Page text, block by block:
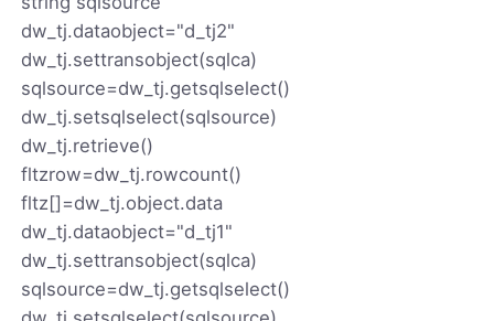
dw_tj.dataobject="d_tj2"
dw_tj.settransobject(sqlca)
sqlsource=dw_tj.getsqlselect()
dw_tj.setsqlselect(sqlsource)
dw_tj.retrieve()
fltzrow=dw_tj.rowcount()
fltz[]=dw_tj.object.data
dw_tj.dataobject="d_tj1"
dw_tj.settransobject(sqlca)
sqlsource=dw_tj.getsqlselect()